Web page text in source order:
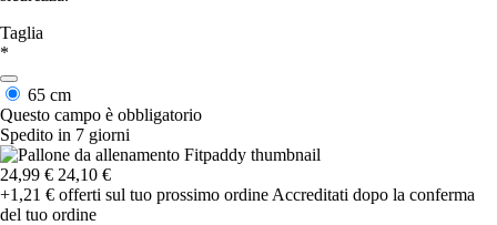
Taglia
*
65 cm
Questo campo è obbligatorio
Spedito in 7 giorni
24,99 € 24,10 €
+1,21 € offerti sul tuo prossimo ordine Accreditati dopo la conferma
del tuo ordine